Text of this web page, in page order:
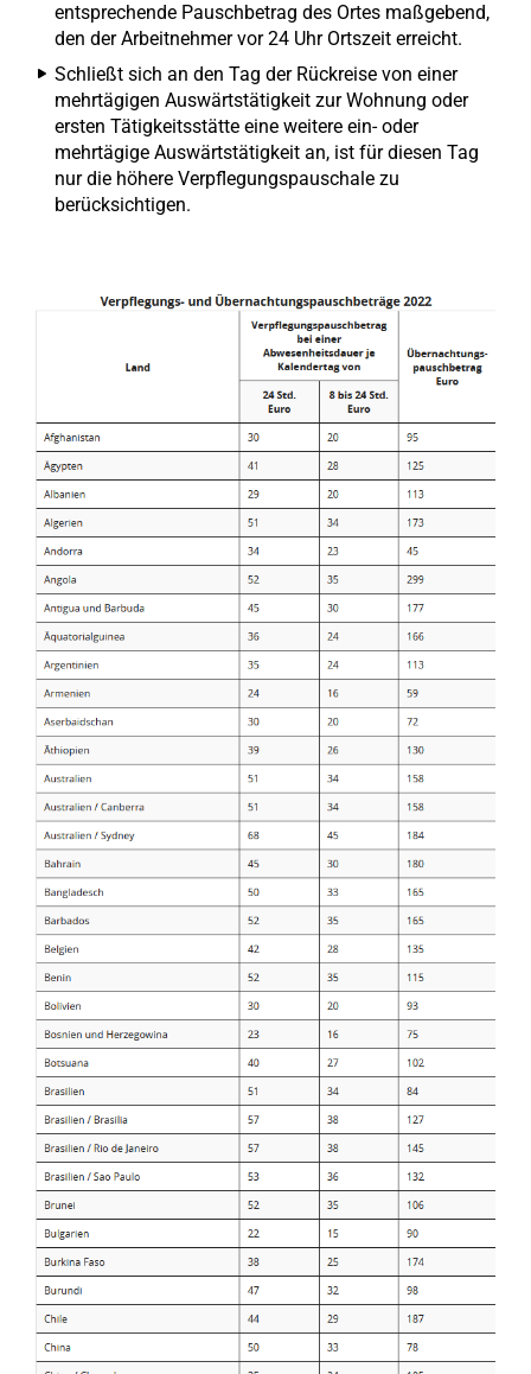
entsprechende Pauschbetrag des Ortes maßgebend,
den der Arbeitnehmer vor 24 Uhr Ortszeit erreicht.
Schließt sich an den Tag der Rückreise von einer
mehrtägigen Auswärtstätigkeit zur Wohnung oder
ersten Tätigkeitsstätte eine weitere ein- oder
mehrtägige Auswärtstätigkeit an, ist für diesen Tag
nur die höhere Verpflegungspauschale zu
berücksichtigen.